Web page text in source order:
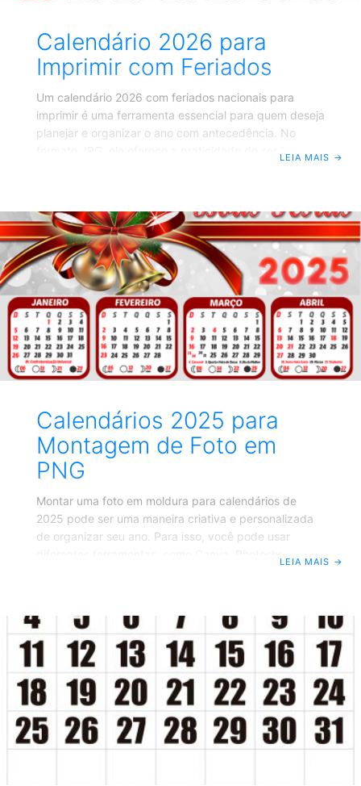
Calendário 2026 para
Imprimir com Feriados
Um calendário 2026 com feriados nacionais para
imprimir é uma ferramenta essencial para quem deseja
planejar e organizar o ano com antecedência. No
Imprimir Praticidade e Acessibilidade: O formato JPG
pode ser aberto em praticamente qualquer
dispositivo, sem a necessidade de programas
específicos. Qualidade de Impressão: Um calendário
2026 em JPG, em
LEIA MAIS →
Calendários 2025 para
Montagem de Foto em
PNG
Montar uma foto em moldura para calendários de
2025 pode ser uma maneira criativa e personalizada
de organizar seu ano. Para isso, você pode usar
transparente é uma tarefa simples quando você tem
as ferramentas certas. O Canva é ótimo para quem
busca facilidade e rapidez, o Photoshop é perfeito
para usuários avançados que necessitam
LEIA MAIS →